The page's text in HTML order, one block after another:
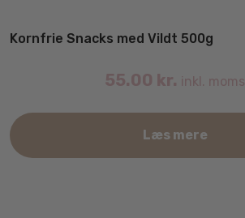
Kornfrie Snacks med Vildt 500g
55.00 kr. inkl. moms
Læs mere